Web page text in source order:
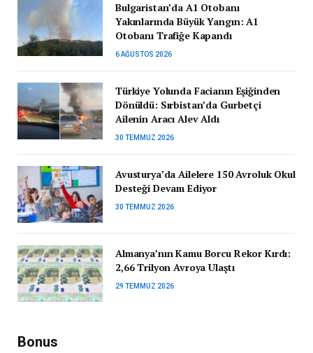
Bulgaristan’da A1 Otobanı
Yakınlarında Büyük Yangın: A1
Otobanı Trafiğe Kapandı
6 AĞUSTOS 2026
Türkiye Yolunda Facianın Eşiğinden
Dönüldü: Sırbistan’da Gurbetçi
Ailenin Aracı Alev Aldı
30 TEMMUZ 2026
Avusturya’da Ailelere 150 Avroluk Okul
Desteği Devam Ediyor
30 TEMMUZ 2026
Almanya’nın Kamu Borcu Rekor Kırdı:
2,66 Trilyon Avroya Ulaştı
29 TEMMUZ 2026
Bonus